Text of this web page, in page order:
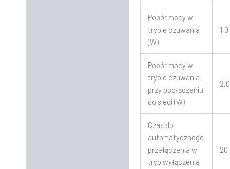
Pobór mocy w
trybie czuwania
(W)
1,0
Pobór mocy w
trybie czuwania
przy podłączeniu
do sieci (W)
2,0
Czas do
automatycznego
przełączenia w
tryb wyłączenia
20